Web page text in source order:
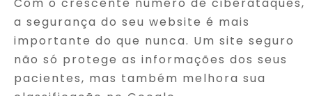
a segurança do seu website é mais
importante do que nunca. Um site seguro
não só protege as informações dos seus
pacientes, mas também melhora sua